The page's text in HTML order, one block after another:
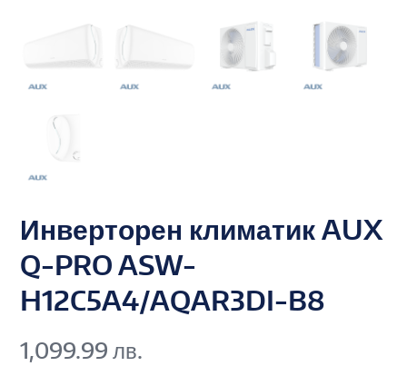
Инверторен климатик AUX
Q-PRO ASW-
H12C5A4/AQAR3DI-B8
1,099.99лв.